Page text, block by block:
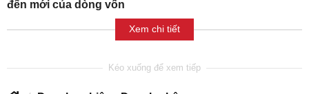
đến mới của dòng vốn
Xem chi tiết